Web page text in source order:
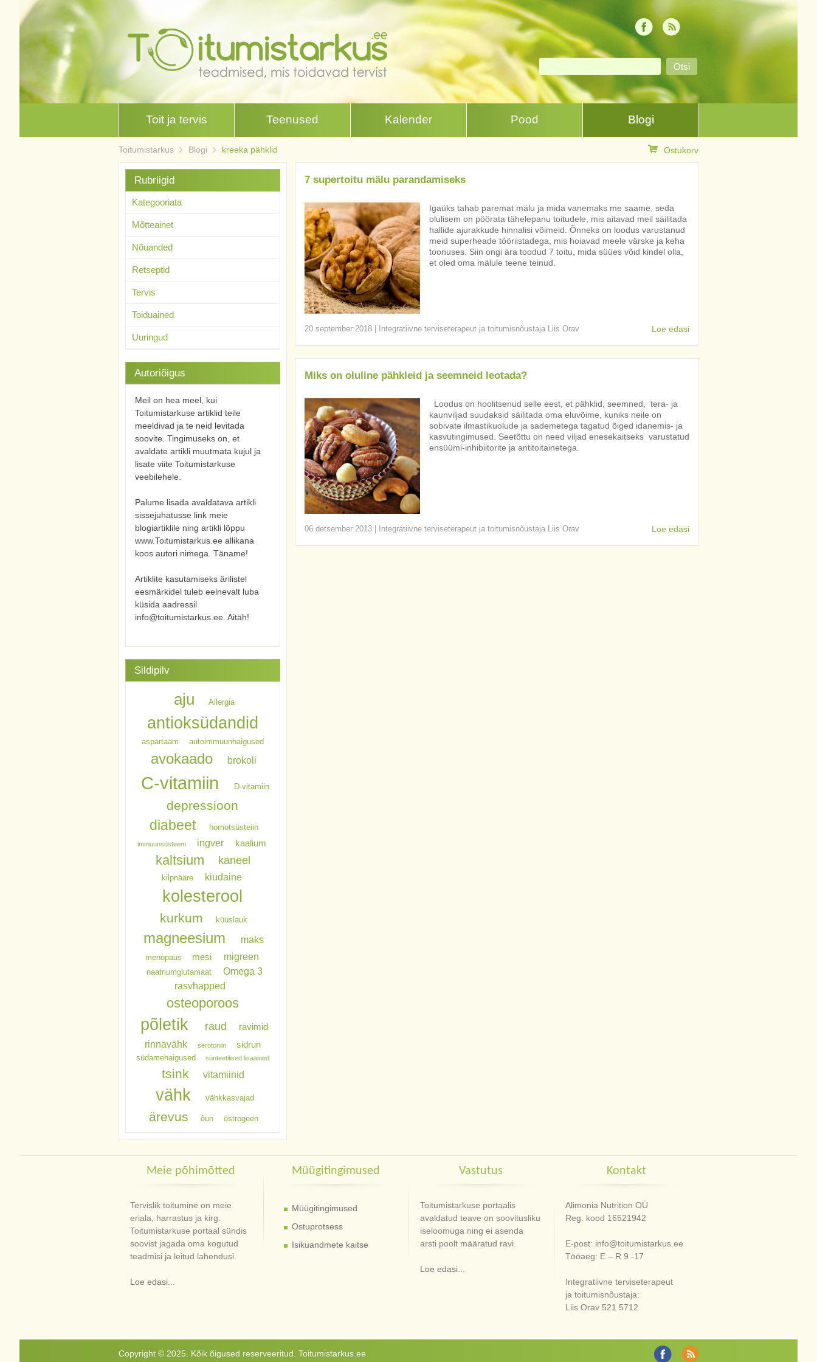
Toit ja tervis Teenused Kalender Pood Blogi
Toitumistarkus Blogi kreeka pähklid Ostukorv
7 supertoitu mälu parandamiseks
Igaüks tahab paremat mälu ja mida vanemaks me saame, seda
olulisem on pöörata tähelepanu toitudele, mis aitavad meil säilitada
hallide ajurakkude hinnalisi võimeid. Õnneks on loodus varustanud
meid superheade tööriistadega, mis hoiavad meele värske ja keha
toonuses. Siin ongi ära toodud 7 toitu, mida süües võid kindel olla,
et oled oma mälule teene teinud.
20 september 2018| Integratiivne terviseterapeut ja toitumisnõustaja Liis Orav Loe edasi
Miks on oluline pähkleid ja seemneid leotada?
Loodus on hoolitsenud selle eest, et pähklid, seemned, tera- ja
kaunviljad suudaksid säilitada oma eluvõime, kuniks neile on
sobivate ilmastikuolude ja sademetega tagatud õiged idanemis- ja
kasvutingimused. Seetõttu on need viljad enesekaitseks varustatud
ensüümi-inhibiitorite ja antitoitainetega.
06 detsember 2013| Integratiivne terviseterapeut ja toitumisnõustaja Liis Orav Loe edasi
Rubriigid
Kategooriata
Mõtteainet
Nõuanded
Retseptid
Tervis
Toiduained
Uuringud
Autoriõigus
Meil on hea meel, kui
Toitumistarkuse artiklid teile
meeldivad ja te neid levitada
soovite. Tingimuseks on, et
avaldate artikli muutmata kujul ja
lisate viite Toitumistarkuse
veebilehele.
Palume lisada avaldatava artikli
sissejuhatusse link meie
blogiartiklile ning artikli lõppu
www.Toitumistarkus.ee allikana
koos autori nimega. Täname!
Artiklite kasutamiseks ärilistel
eesmärkidel tuleb eelnevalt luba
küsida aadressil
info@toitumistarkus.ee. Aitäh!
Sildipilv
aju Allergia
antioksüdandid
aspartaam autoimmuunhaigused
avokaado brokoli
C-vitamiin D-vitamiin
depressioon
diabeet homotsüsteiin
immuunsüsteem ingver kaalium
kaltsium kaneel
kilpnääre kiudaine
kolesterool
kurkum küüslauk
magneesium maks
menopaus mesi migreen
naatriumglutamaat
Omega 3
rasvhapped
osteoporoos
põletik raud ravimid
rinnavähk serotoniin sidrun
südamehaigused sünteetilised lisaained
tsink vitamiinid
vähk vähkkasvajad
ärevus õun östrogeen
Meie põhimõtted
Tervislik toitumine on meie
eriala, harrastus ja kirg.
Toitumistarkuse portaal sündis
soovist jagada oma kogutud
teadmisi ja leitud lahendusi.
Loe edasi...
Müügitingimused
Müügitingimused
Ostuprotsess
Isikuandmete kaitse
Vastutus
Toitumistarkuse portaalis
avaldatud teave on soovitusliku
iseloomuga ning ei asenda
arsti poolt määratud ravi.
Loe edasi...
Kontakt
Alimonia Nutrition OÜ
Reg. kood 16521942
E-post: info@toitumistarkus.ee
Tööaeg: E – R 9 -17
Integratiivne terviseterapeut
ja toitumisnõustaja:
Liis Orav 521 5712
Copyright © 2025. Kõik õigused reserveeritud. Toitumistarkus.ee